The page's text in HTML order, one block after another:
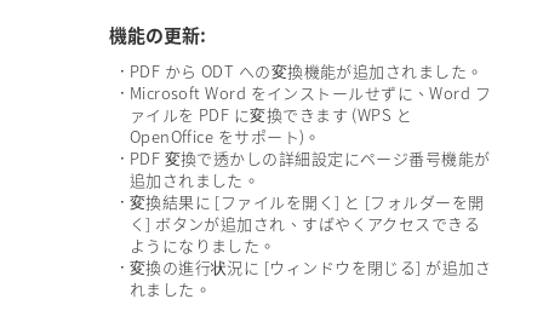
機能の更新:
• PDF から ODT への変換機能が追加されました。
• Microsoft Word をインストールせずに、Word フ
ァイルを PDF に変換できます (WPS と
OpenOffice をサポート)。
• PDF 変換で透かしの詳細設定にページ番号機能が
追加されました。
• 変換結果に [ファイルを開く] と [フォルダーを開
く] ボタンが追加され、すばやくアクセスできる
ようになりました。
• 変換の進行状況に [ウィンドウを閉じる] が追加さ
れました。